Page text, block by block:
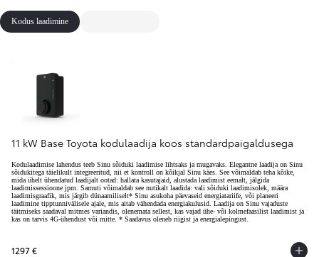
Kodus laadimine
11 kW Base Toyota kodulaadija koos standardpaigaldusega
Kodulaadimise lahendus teeb Sinu sõiduki laadimise lihtsaks ja mugavaks. Elegantne laadija on Sinu
sõidukitega täielikult integreeritud, nii et kontroll on kõikjal Sinu käes. See võimaldab teha kõike,
mida ühelt ühendatud laadijalt ootad: hallata kasutajaid, alustada laadimist eemalt, jälgida
laadimissessioone jpm. Samuti võimaldab see nutikalt laadida: vali sõiduki laadimisolek, määra
laadimisgraafik, mis järgib dünaamiliselt* Sinu asukoha päevaseid energiatariife, või planeeri
laadimine tipptunnivälisele ajale, mis aitab vähendada energiakulusid. Laadija on Sinu vajaduste
täitmiseks saadaval mitmes variandis, olenemata sellest, kas vajad ühe- või kolmefaasilist laadimist ja
kas on tarvis 4G-ühendust või mitte. * Saadavus oleneb riigist ja energialepingust.
1297 €